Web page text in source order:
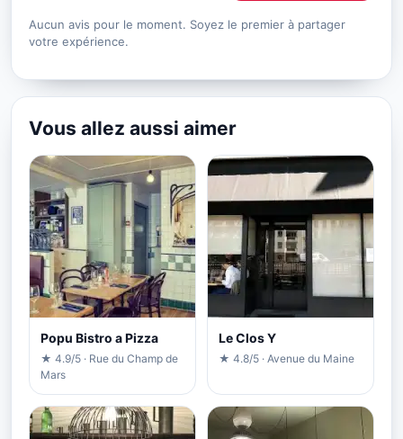
Aucun avis pour le moment. Soyez le premier à partager
votre expérience.
Vous allez aussi aimer
Popu Bistro a Pizza
★ 4.9/5 · Rue du Champ de
Mars
Le Clos Y
★ 4.8/5 · Avenue du Maine